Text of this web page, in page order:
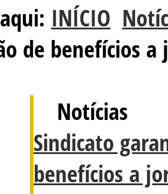
INÍCIO
de benefícios
Notícias
Sindicato
benefícios a